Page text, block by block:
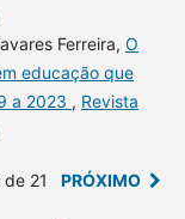
Ferreira, O
educação que
a 2023 , Revista
21 PRÓXIMO